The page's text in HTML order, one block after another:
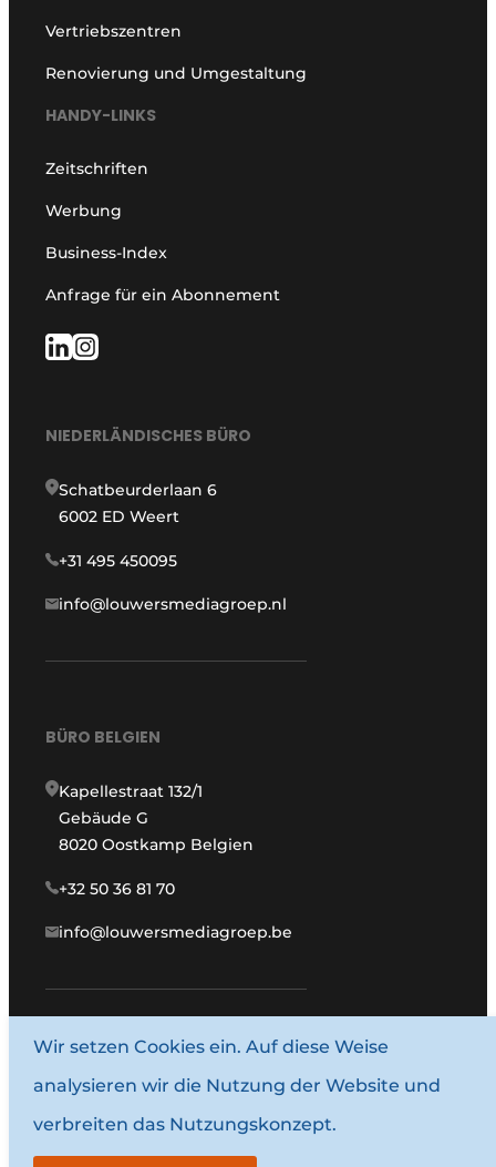
Vertriebszentren
Renovierung und Umgestaltung
HANDY-LINKS
Zeitschriften
Werbung
Business-Index
Anfrage für ein Abonnement
NIEDERLÄNDISCHES BÜRO
Schatbeurderlaan 6
6002 ED Weert
+31 495 450095
info@louwersmediagroep.nl
BÜRO BELGIEN
Kapellestraat 132/1
Gebäude G
8020 Oostkamp Belgien
+32 50 36 81 70
info@louwersmediagroep.be
www.louwersmediagroep.com
© 1987–2026 Louwersmediagroep.
Allgemeine Bedingungen und Konditionen
Wir setzen Cookies ein. Auf diese Weise
analysieren wir die Nutzung der Website und
verbreiten das Nutzungskonzept.